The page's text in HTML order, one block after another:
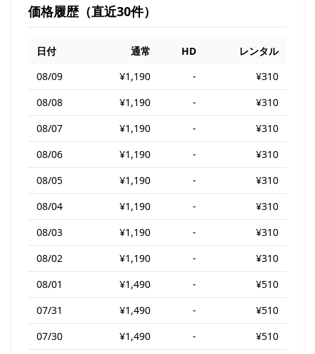
価格履歴（直近30件）
日付 通常 HD
レンタル
08/09
¥1,190 -
¥310
08/08
¥1,190 -
¥310
08/07
¥1,190 -
¥310
08/06
¥1,190 -
¥310
08/05
¥1,190 -
¥310
08/04
¥1,190 -
¥310
08/03
¥1,190 -
¥310
08/02
¥1,190 -
¥310
08/01
¥1,490 -
¥510
07/31
¥1,490 -
¥510
07/30
¥1,490 -
¥510